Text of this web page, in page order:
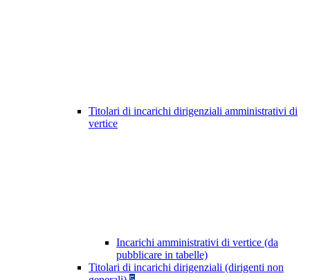
Titolari di incarichi dirigenziali amministrativi di
vertice
Incarichi amministrativi di vertice (da
pubblicare in tabelle)
Titolari di incarichi dirigenziali (dirigenti non